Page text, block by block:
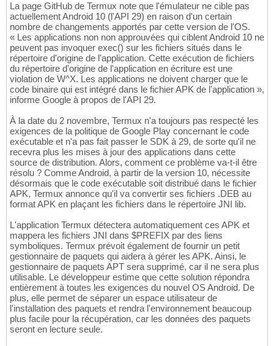
La page GitHub de Termux note que l'émulateur ne cible pas
actuellement Android 10 (l'API 29) en raison d'un certain
nombre de changements apportés par cette version de l'OS.
« Les applications non non approuvées qui ciblent Android 10 ne
peuvent pas invoquer exec() sur les fichiers situés dans le
répertoire d'origine de l'application. Cette exécution de fichiers
du répertoire d'origine de l'application en écriture est une
violation de W^X. Les applications ne doivent charger que le
code binaire qui est intégré dans le fichier APK de l'application »,
informe Google à propos de l'API 29.
À la date du 2 novembre, Termux n'a toujours pas respecté les
exigences de la politique de Google Play concernant le code
exécutable et n'a pas fait passer le SDK à 29, de sorte qu'il ne
recevra plus les mises à jour des applications dans cette
source de distribution. Alors, comment ce problème va-t-il être
résolu ? Comme Android, à partir de la version 10, nécessite
désormais que le code exécutable soit distribué dans le fichier
APK, Termux annonce qu'il va convertir ses fichiers .DEB au
format APK en plaçant les fichiers dans le répertoire JNI lib.
L'application Termux détectera automatiquement ces APK et
mappera les fichiers JNI dans $PREFIX par des liens
symboliques. Termux prévoit également de fournir un petit
gestionnaire de paquets qui aidera à gérer les APK. Ainsi, le
gestionnaire de paquets APT sera supprimé, car il ne sera plus
utilisable. Le développeur estime que cette solution répondra
entièrement à toutes les exigences du nouvel OS Android. De
plus, elle permet de séparer un espace utilisateur de
l'installation des paquets et rendra l'environnement beaucoup
plus facile pour la récupération, car les données des paquets
seront en lecture seule.